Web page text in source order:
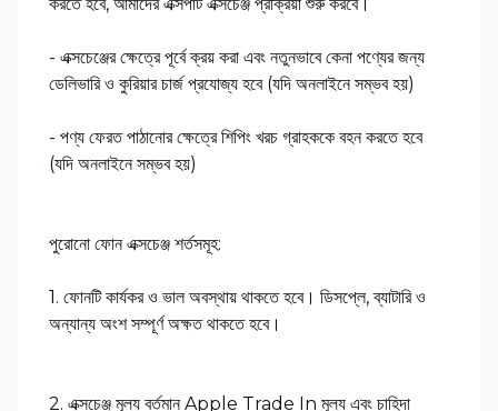
- এক্সচেঞ্জের ক্ষেত্রে পূর্বে ক্রয় করা এবং নতুনভাবে কেনা পণ্যের জন্য
ডেলিভারি ও কুরিয়ার চার্জ প্রযোজ্য হবে (যদি অনলাইনে সম্ভব হয়)
- পণ্য ফেরত পাঠানোর ক্ষেত্রে শিপিং খরচ গ্রাহককে বহন করতে হবে
(যদি অনলাইনে সম্ভব হয়)
পুরোনো ফোন এক্সচেঞ্জ শর্তসমূহ:
1. ফোনটি কার্যকর ও ভাল অবস্থায় থাকতে হবে। ডিসপ্লে, ব্যাটারি ও
অন্যান্য অংশ সম্পূর্ণ অক্ষত থাকতে হবে।
2. এক্সচেঞ্জ মূল্য বর্তমান Apple Trade In মূল্য এবং চাহিদা